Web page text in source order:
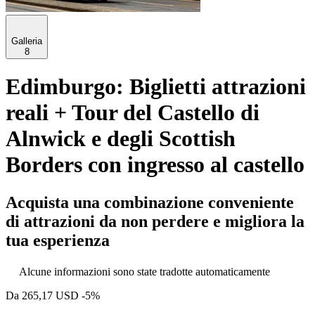
Galleria
8
Edimburgo: Biglietti attrazioni
reali + Tour del Castello di
Alnwick e degli Scottish
Borders con ingresso al castello
Acquista una combinazione conveniente
di attrazioni da non perdere e migliora la
tua esperienza
Alcune informazioni sono state tradotte automaticamente
Da 265,17 USD -5%